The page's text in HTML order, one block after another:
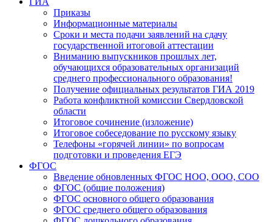
Приказы
Информационные материалы
Сроки и места подачи заявлений на сдачу
государственной итоговой аттестации
Вниманию выпускников прошлых лет,
обучающихся образовательных организаций
среднего профессионального образования!
Получение официальных результатов ГИА 2019
Работа конфликтной комиссии Свердловской
области
Итоговое сочинение (изложение)
Итоговое собеседование по русскому языку
Телефоны «горячей линии» по вопросам
подготовки и проведения ЕГЭ
ФГОС
Введение обновленных ФГОС НОО, ООО, СОО
ФГОС (общие положения)
ФГОС основного общего образования
ФГОС среднего общего образования